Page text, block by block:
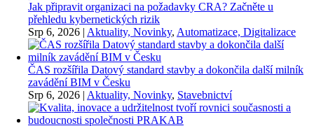
Jak připravit organizaci na požadavky CRA? Začněte u
přehledu kybernetických rizik
Srp 6, 2026 | Aktuality, Novinky, Automatizace, Digitalizace
ČAS rozšířila Datový standard stavby a dokončila další milník
zavádění BIM v Česku
Srp 6, 2026 | Aktuality, Novinky, Stavebnictví